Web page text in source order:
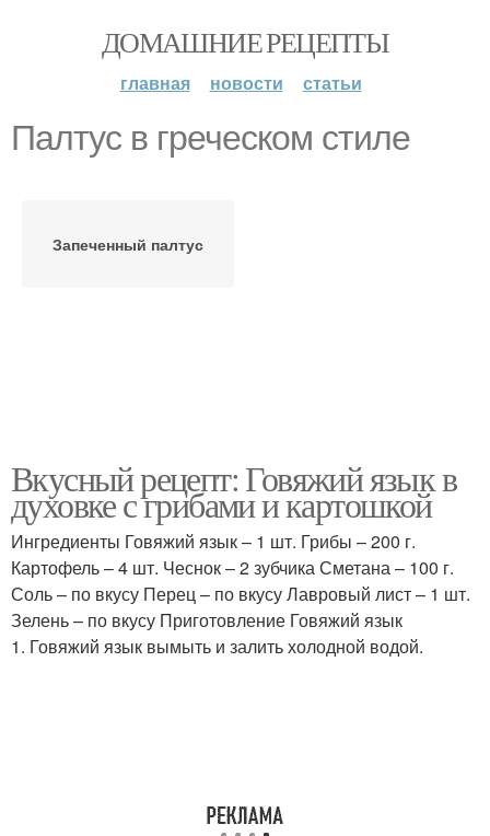
ДОМАШНИЕ РЕЦЕПТЫ
главная новости статьи
Палтус в греческом стиле
Запеченный палтус
Вкусный рецепт: Говяжий язык в
духовке с грибами и картошкой
Ингредиенты Говяжий язык – 1 шт. Грибы – 200 г.
Картофель – 4 шт. Чеснок – 2 зубчика Сметана – 100 г.
Соль – по вкусу Перец – по вкусу Лавровый лист – 1 шт.
Зелень – по вкусу Приготовление Говяжий язык
1. Говяжий язык вымыть и залить холодной водой.